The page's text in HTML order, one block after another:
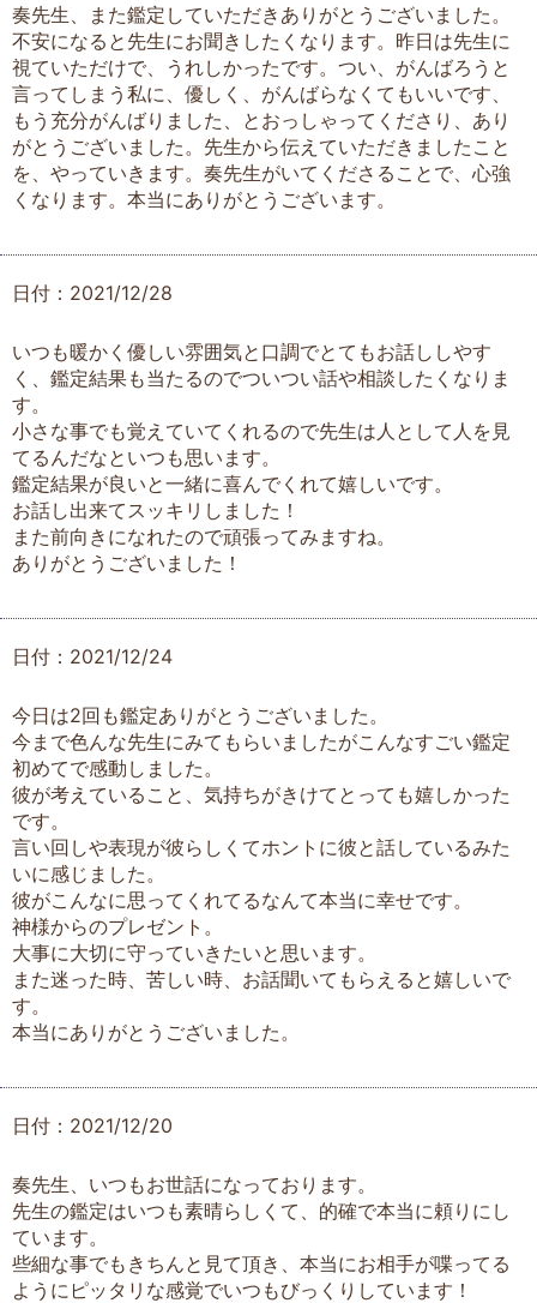
奏先生、また鑑定していただきありがとうございました。
不安になると先生にお聞きしたくなります。昨日は先生に
視ていただけで、うれしかったです。つい、がんばろうと
言ってしまう私に、優しく、がんばらなくてもいいです、
もう充分がんばりました、とおっしゃってくださり、あり
がとうございました。先生から伝えていただきましたこと
を、やっていきます。奏先生がいてくださることで、心強
くなります。本当にありがとうございます。
日付：2021/12/28
いつも暖かく優しい雰囲気と口調でとてもお話ししやす
く、鑑定結果も当たるのでついつい話や相談したくなりま
す。
小さな事でも覚えていてくれるので先生は人として人を見
てるんだなといつも思います。
鑑定結果が良いと一緒に喜んでくれて嬉しいです。
お話し出来てスッキリしました！
また前向きになれたので頑張ってみますね。
ありがとうございました！
日付：2021/12/24
今日は2回も鑑定ありがとうございました。
今まで色んな先生にみてもらいましたがこんなすごい鑑定
初めてで感動しました。
彼が考えていること、気持ちがきけてとっても嬉しかった
です。
言い回しや表現が彼らしくてホントに彼と話しているみた
いに感じました。
彼がこんなに思ってくれてるなんて本当に幸せです。
神様からのプレゼント。
大事に大切に守っていきたいと思います。
また迷った時、苦しい時、お話聞いてもらえると嬉しいで
す。
本当にありがとうございました。
日付：2021/12/20
奏先生、いつもお世話になっております。
先生の鑑定はいつも素晴らしくて、的確で本当に頼りにし
ています。
些細な事でもきちんと見て頂き、本当にお相手が喋ってる
ようにピッタリな感覚でいつもびっくりしています！